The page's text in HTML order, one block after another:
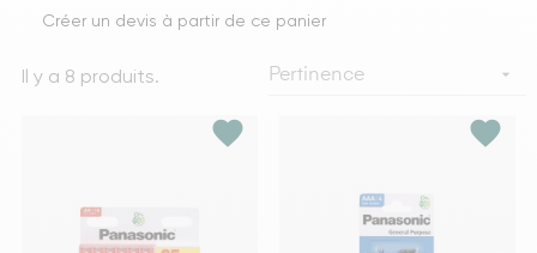
Créer un devis à partir de ce panier
Il y a 8 produits. Pertinence 
favorite favorite